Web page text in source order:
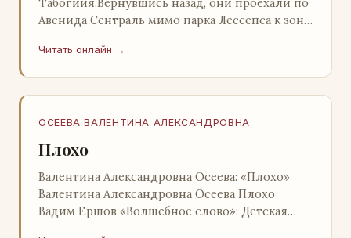
Авенида Сентраль мимо парка Лессепса к зоне
отель…
Читать онлайн →
ОСЕЕВА ВАЛЕНТИНА АЛЕКСАНДРОВНА
Плохо
Валентина Александровна Осеева: «Плохо»
Валентина Александровна Осеева Плохо
Вадим Ершов «Волшебное слово»: Детская